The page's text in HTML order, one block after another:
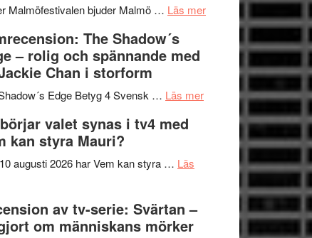
Roland
avslutar
Scensommar
Artipelag
Malmöfestivalen bjuder Malmö … Läs merom
Malmöfestivalen
The Shadow´s
– rolig och spännande med
Chan i storform
Edge Betyg 4 Svensk … Läs merom
Filmrecension:
Shadow
valet synas i tv4 med
kan styra Mauri?
augusti 2026 har Vem kan styra … Läs
av tv-serie: Svärtan –
om människans mörker